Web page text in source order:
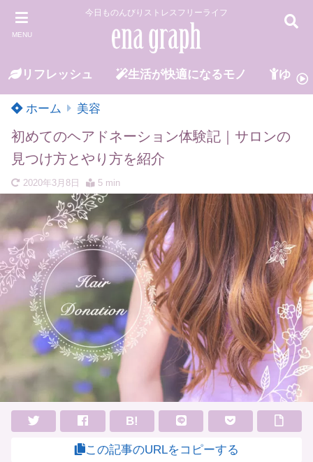
MENU
今日ものんびりストレスフリーライフ
リフレッシュ 生活が快適になるモノ ゆる
ホーム 美容
初めてのヘアドネーション体験記｜サロンの
見つけ方とやり方を紹介
2020年3月8日 5 min
B!
この記事のURLをコピーする